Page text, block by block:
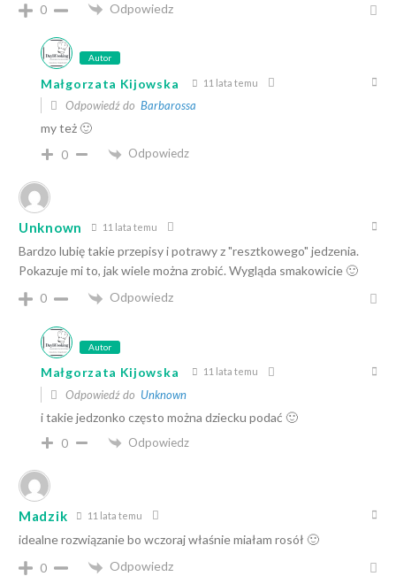
0
Odpowiedz
Autor
Małgorzata Kijowska 11 lata temu
Odpowiedź do Barbarossa
my też 🙂
0 Odpowiedz
Unknown 11 lata temu
Bardzo lubię takie przepisy i potrawy z "resztkowego" jedzenia.
Pokazuje mi to, jak wiele można zrobić. Wygląda smakowicie 🙂
0
Odpowiedz
Autor
Małgorzata Kijowska 11 lata temu
Odpowiedź do Unknown
i takie jedzonko często można dziecku podać 🙂
0 Odpowiedz
Madzik 11 lata temu
idealne rozwiązanie bo wczoraj właśnie miałam rosół 🙂
0
Odpowiedz